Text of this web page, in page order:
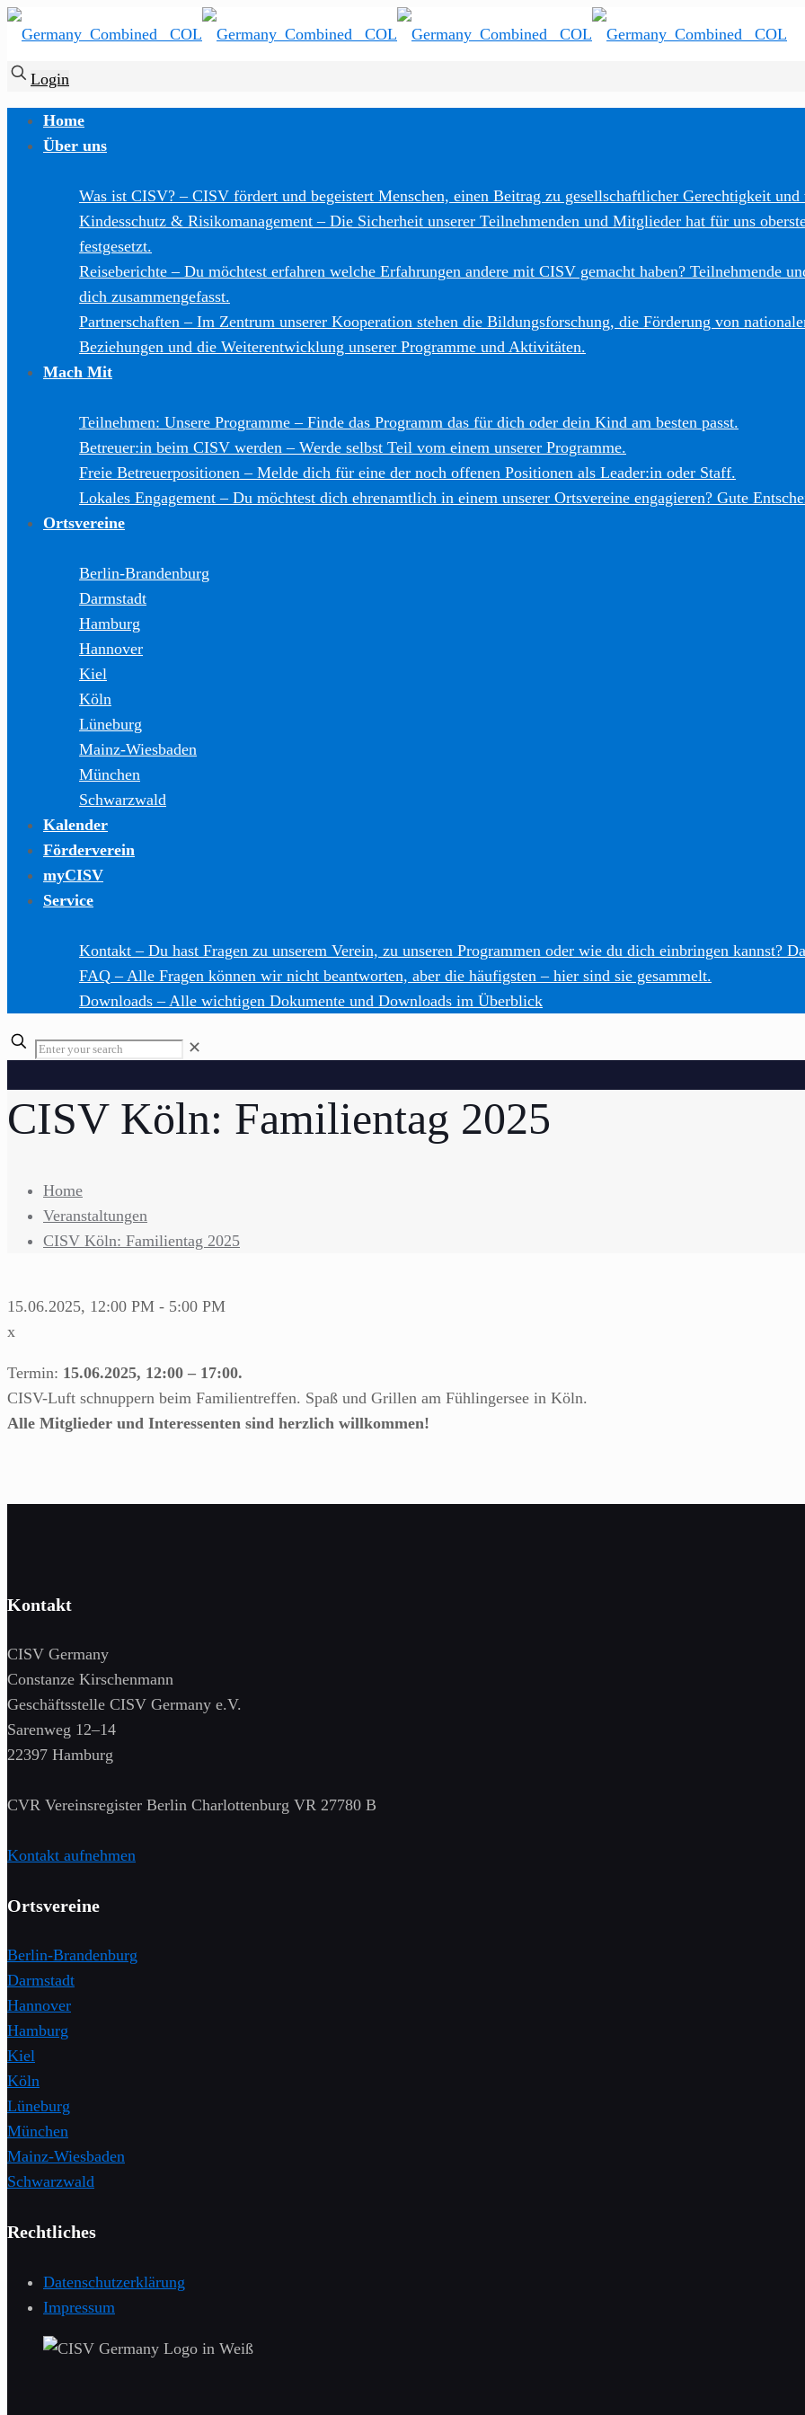
Login
Home
Über uns
Was ist CISV? – CISV fördert und begeistert Menschen, einen Beitrag zu gesellschaftlicher Gerechtigkeit
Kindesschutz & Risikomanagement – Die Sicherheit unserer Teilnehmenden und Mitglieder hat für uns
festgesetzt.
Reiseberichte – Du möchtest erfahren welche Erfahrungen andere mit CISV gemacht haben? Teilnehmende
dich zusammengefasst.
Partnerschaften – Im Zentrum unserer Kooperation stehen die Bildungsforschung, die Förderung von
Beziehungen und die Weiterentwicklung unserer Programme und Aktivitäten.
Mach Mit
Teilnehmen: Unsere Programme – Finde das Programm das für dich oder dein Kind am besten passt.
Betreuer:in beim CISV werden – Werde selbst Teil vom einem unserer Programme.
Freie Betreuerpositionen – Melde dich für eine der noch offenen Positionen als Leader:in oder Staff.
Lokales Engagement – Du möchtest dich ehrenamtlich in einem unserer Ortsvereine engagieren? Gute
Ortsvereine
Berlin-Brandenburg
Darmstadt
Hamburg
Hannover
Kiel
Köln
Lüneburg
Mainz-Wiesbaden
München
Schwarzwald
Kalender
Förderverein
myCISV
Service
Kontakt – Du hast Fragen zu unserem Verein, zu unseren Programmen oder wie du dich einbringen kannst?
FAQ –Alle Fragen können wir nicht beantworten, aber die häufigsten – hier sind sie gesammelt.
Downloads –Alle wichtigen Dokumente und Downloads im Überblick
Enter
search
✕
CISV Köln: Familientag 2025
Home
Veranstaltungen
CISV Köln: Familientag 2025
15.06.2025, 12:00 PM - 5:00 PM
x
Termin: 15.06.2025, 12:00 – 17:00.
CISV-Luft schnuppern beim Familientreffen. Spaß und Grillen am Fühlingersee in Köln.
Alle Mitglieder und Interessenten sind herzlich willkommen!
Kontakt
CISV Germany
Constanze Kirschenmann
Geschäftsstelle CISV Germany e.V.
Sarenweg 12–14
22397 Hamburg
CVR Vereinsregister Berlin Charlottenburg VR 27780 B
Kontakt aufnehmen
Ortsvereine
Berlin-Brandenburg
Darmstadt
Hannover
Hamburg
Kiel
Köln
Lüneburg
München
Mainz-Wiesbaden
Schwarzwald
Rechtliches
Datenschutzerklärung
Impressum